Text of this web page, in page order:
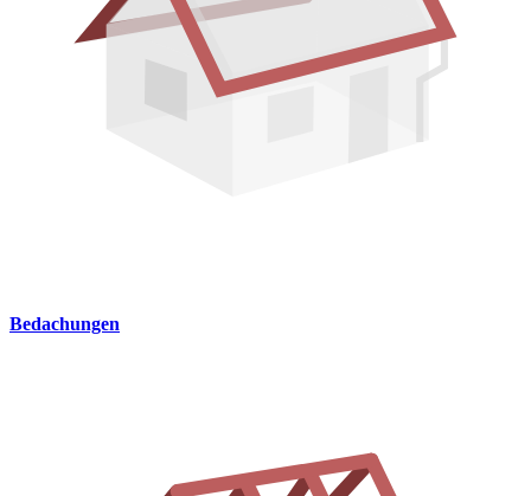
Bedachungen